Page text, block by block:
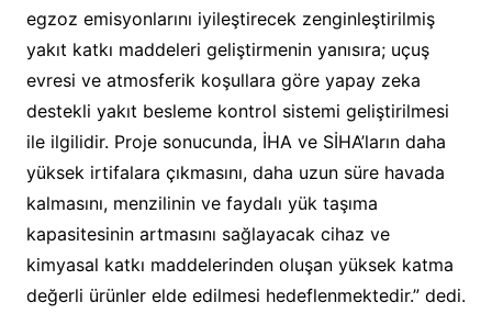
egzoz emisyonlarını iyileştirecek zenginleştirilmiş
yakıt katkı maddeleri geliştirmenin yanısıra; uçuş
evresi ve atmosferik koşullara göre yapay zeka
destekli yakıt besleme kontrol sistemi geliştirilmesi
ile ilgilidir. Proje sonucunda, İHA ve SİHA’ların daha
yüksek irtifalara çıkmasını, daha uzun süre havada
kalmasını, menzilinin ve faydalı yük taşıma
kapasitesinin artmasını sağlayacak cihaz ve
kimyasal katkı maddelerinden oluşan yüksek katma
değerli ürünler elde edilmesi hedeflenmektedir.” dedi.